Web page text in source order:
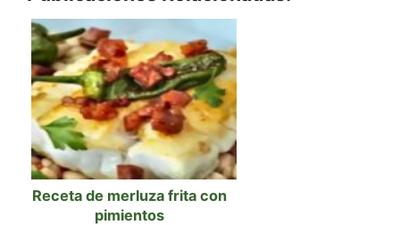
Receta de merluza frita con
pimientos